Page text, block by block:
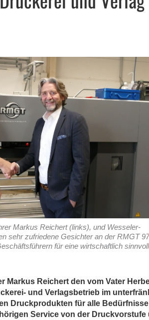
Markus Reichert (links), und Wesseler-
sehr zufriedene Gesichter an der RMGT
für eine wirtschaftlich
Markus Reichert den vom Vater
und Verlagsbetrieb im
Druckprodukten für alle Bedürfnisse
Service von der Druckvorstufe